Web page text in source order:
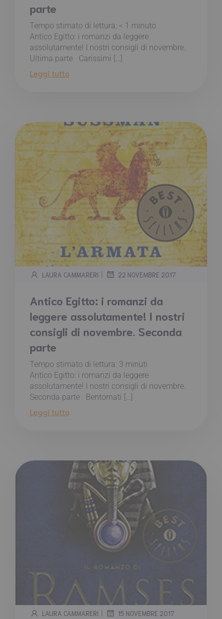
parte
Tempo stimato di lettura: < 1 minuto
Antico Egitto: i romanzi da leggere
assolutamente! I nostri consigli di novembre.
Ultima parte Carissimi […]
Leggi tutto
LAURA CAMMARERI | 22 NOVEMBRE 2017
Antico Egitto: i romanzi da
leggere assolutamente! I nostri
consigli di novembre. Seconda
parte
Tempo stimato di lettura: 3 minuti
Antico Egitto: i romanzi da leggere
assolutamente! I nostri consigli di novembre.
Seconda parte Bentornati […]
Leggi tutto
LAURA CAMMARERI | 15 NOVEMBRE 2017